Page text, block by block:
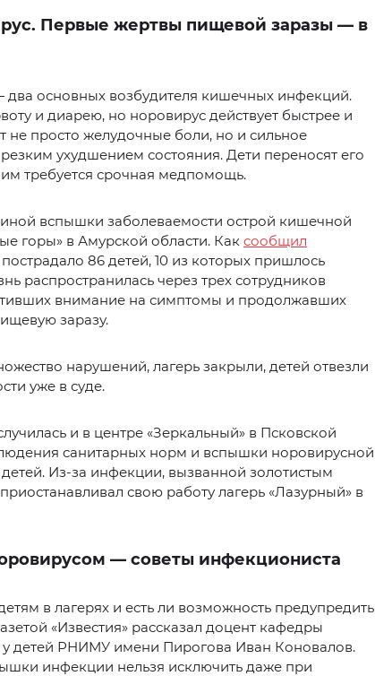
Первые жертвы пищевой заразы — в
два основных возбудителя кишечных инфекций.
и диарею, но норовирус действует быстрее и
не просто желудочные боли, но и сильное
ухудшением состояния. Дети переносят его
требуется срочная медпомощь.
вспышки заболеваемости острой кишечной
горы» в Амурской области. Как сообщил
86 детей, 10 из которых пришлось
распространилась через трех сотрудников
внимание на симптомы и продолжавших
заразу.
нарушений, лагерь закрыли, детей отвезли
уже в суде.
и в центре «Зеркальный» в Псковской
санитарных норм и вспышки норовирусной
Из-за инфекции, вызванной золотистым
свою работу лагерь «Лазурный» в
— советы инфекциониста
в лагерях и есть ли возможность предупредить
«Известия» рассказал доцент кафедры
детей РНИМУ имени Пирогова Иван Коновалов.
инфекции нельзя исключить даже при